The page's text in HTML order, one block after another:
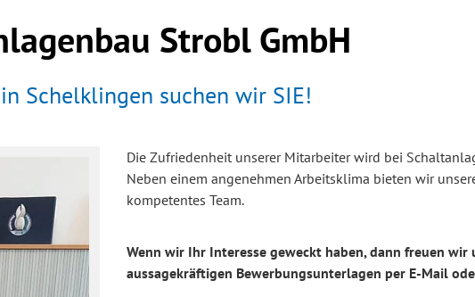
Strobl GmbH
Schelklingen suchen wir SIE!
Die Zufriedenheit unserer Mitarbeiter wird bei
Neben einem angenehmen Arbeitsklima bieten wir
kompetentes Team.
Wenn wir Ihr Interesse geweckt haben, dann freuen wir
aussagekräftigen Bewerbungsunterlagen per E-Mail